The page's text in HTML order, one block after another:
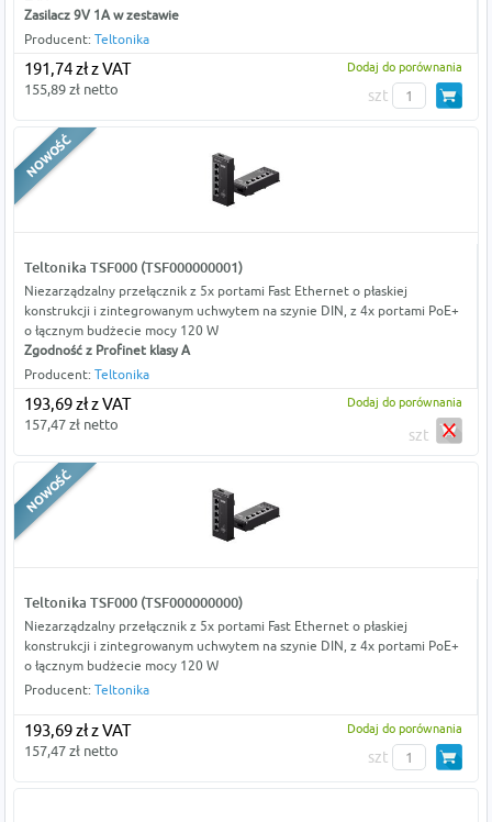
Zasilacz 9V 1A w zestawie
Producent: Teltonika
191,74 zł z VAT
155,89 zł netto
Dodaj do porównania
szt
Teltonika TSF000 (TSF000000001)
Niezarządzalny przełącznik z 5x portami Fast Ethernet o płaskiej
konstrukcji i zintegrowanym uchwytem na szynie DIN, z 4x portami PoE+
o łącznym budżecie mocy 120 W
Zgodność z Profinet klasy A
Producent: Teltonika
193,69 zł z VAT
157,47 zł netto
Dodaj do porównania
szt
Teltonika TSF000 (TSF000000000)
Niezarządzalny przełącznik z 5x portami Fast Ethernet o płaskiej
konstrukcji i zintegrowanym uchwytem na szynie DIN, z 4x portami PoE+
o łącznym budżecie mocy 120 W
Producent: Teltonika
193,69 zł z VAT
157,47 zł netto
Dodaj do porównania
szt